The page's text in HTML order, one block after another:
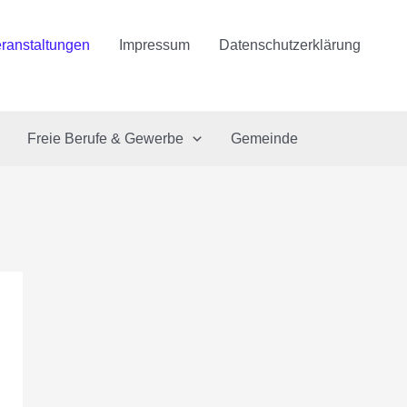
Impressum Datenschutzerklärung
Freie Berufe & Gewerbe Gemeinde